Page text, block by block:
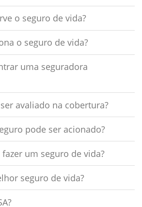
o seguro de vida?
o seguro de vida?
uma seguradora
avaliado na cobertura?
pode ser acionado?
um seguro de vida?
seguro de vida?